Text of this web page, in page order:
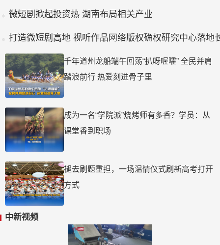
微短剧掀起投资热 湖南布局相关产业
打造微短剧高地 视听作品网络版权确权研究中心落地
千年道州龙船端午回荡“扒呀喔嚯” 全民并肩
踏浪前行 热爱刻进骨子里
成为一名“学院派”烧烤师有多香？学员：从
课堂香到职场
褪去刷题重担，一场温情仪式刷新高考打开
方式
中新视频